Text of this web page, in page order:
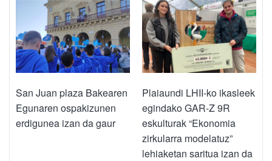
San Juan plaza Bakearen
Egunaren ospakizunen
erdigunea izan da gaur
Plaiaundi LHII-ko ikasleek
egindako GAR-Z 9R
eskulturak “Ekonomia
zirkularra modelatuz”
lehiaketan saritua izan da